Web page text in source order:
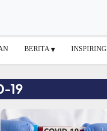
BERITA INSPIRING
19